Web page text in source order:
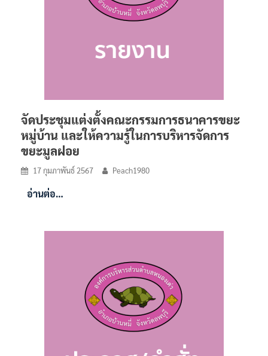
จัดประชุมแต่งตั้งคณะกรรมการธนาคารขยะ
หมู่บ้าน และให้ความรู้ในการบริหารจัดการ
ขยะมูลฝอย
17 กุมภาพันธ์ 2567 Peach1980
อ่านต่อ…